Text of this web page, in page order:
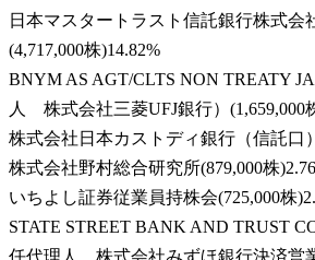
日本マスタートラスト信託銀行株式会
(4,717,000株)14.82%
BNYM AS AGT/CLTS NON TREATY
人 株式会社三菱UFJ銀行） (1,659,000
株式会社日本カストディ銀行（信託口）
株式会社野村総合研究所(879,000株)2.76
いちよし証券従業員持株会(725,000株)
STATE STREET BANK AND TRUST